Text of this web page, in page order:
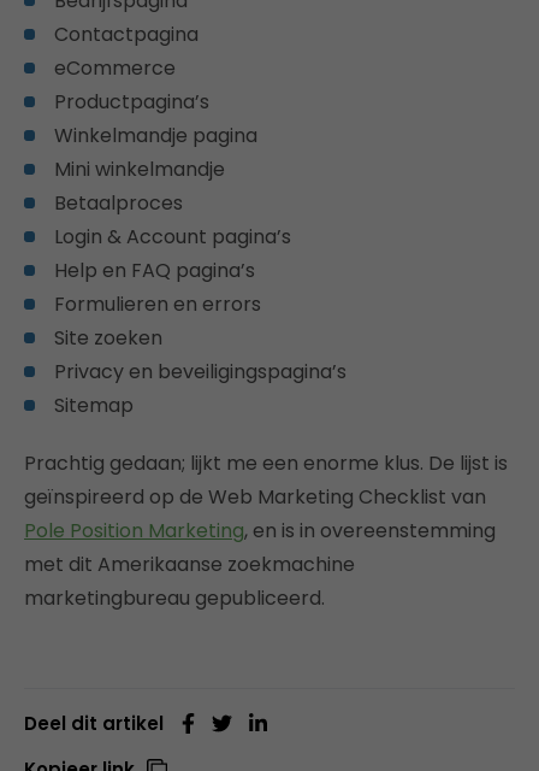
Contactpagina
eCommerce
Productpagina’s
Winkelmandje pagina
Mini winkelmandje
Betaalproces
Login & Account pagina’s
Help en FAQ pagina’s
Formulieren en errors
Site zoeken
Privacy en beveiligingspagina’s
Sitemap
Prachtig gedaan; lijkt me een enorme klus. De lijst is
geïnspireerd op de Web Marketing Checklist van
Pole Position Marketing, en is in overeenstemming
met dit Amerikaanse zoekmachine
marketingbureau gepubliceerd.
Deel dit artikel